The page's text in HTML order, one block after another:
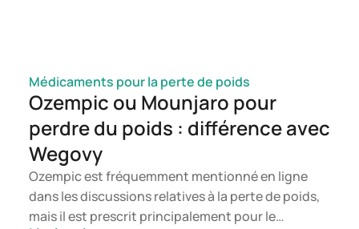
Médicaments pour la perte de poids
Ozempic ou Mounjaro pour
perdre du poids : différence avec
Wegovy
Ozempic est fréquemment mentionné en ligne
dans les discussions relatives à la perte de poids,
mais il est prescrit principalement pour le